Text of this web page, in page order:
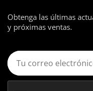
Obtenga las últimas
y próximas ventas.